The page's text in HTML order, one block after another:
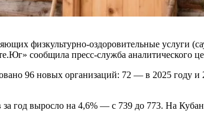
физкультурно-оздоровительные услуги
сообщила пресс-служба аналитического
96 новых организаций: 72 — в 2025
за год выросло на 4,6% — с 739 до 773. На